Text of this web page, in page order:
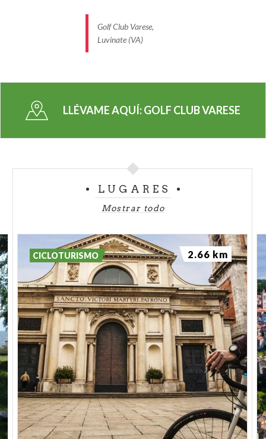
Golf Club Varese,
Luvinate (VA)
LLÉVAME AQUÍ:GOLF CLUB VARESE
LUGARES
Mostrar todo
CICLOTURISMO 2.66 km